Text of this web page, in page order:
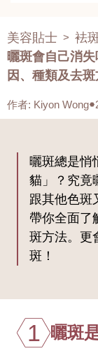
美容貼士 > 袪
曬斑會自己消
因、種類及去
作者: Kiyon Wong
曬斑總是悄
貓」？究竟
跟其他色斑
帶你全面了
斑方法。更
斑！
1 曬斑